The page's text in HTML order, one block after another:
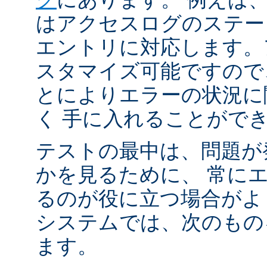
はアクセスログのステ
エントリに対応します
スタマイズ可能ですの
とによりエラーの状況
く 手に入れることがで
テストの最中は、問題
かを見るために、 常に
るのが役に立つ場合が
システムでは、次のも
ます。